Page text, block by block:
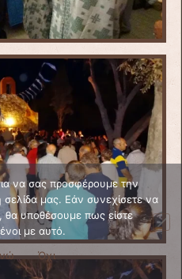
να σας προσφέρουμε την
σελίδα μας. Εάν συνεχίσετε να
θα υποθέσουμε πως είστε
με αυτό.
Όχι